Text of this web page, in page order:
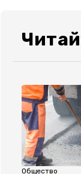
Общество